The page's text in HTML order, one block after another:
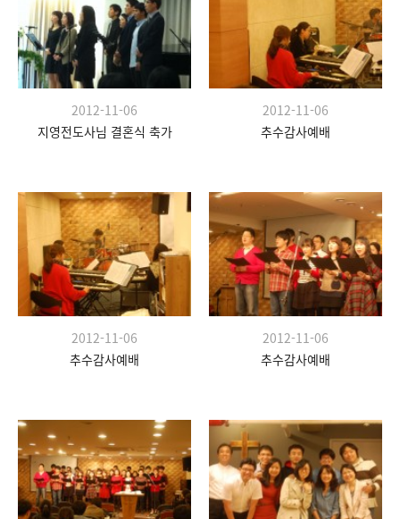
2012-11-06
지영전도사님 결혼식 축가
2012-11-06
추수감사예배
2012-11-06
추수감사예배
2012-11-06
추수감사예배